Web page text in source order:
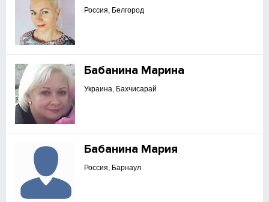
Россия, Белгород
Бабанина Марина
Украина, Бахчисарай
Бабанина Мария
Россия, Барнаул